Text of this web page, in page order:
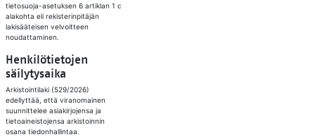
tietosuoja-asetuksen 6 artiklan 1 c
alakohta eli rekisterinpitäjän
lakisääteisen velvoitteen
noudattaminen.
Henkilötietojen
säilytysaika​
Arkistointilaki (529/2026)
edellyttää, että viranomainen
suunnittelee asiakirjojensa ja
tietoaineistojensa arkistoinnin
osana tiedonhallintaa.